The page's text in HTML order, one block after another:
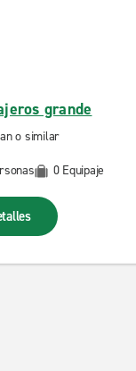
grande
o similar
0 Equipaje